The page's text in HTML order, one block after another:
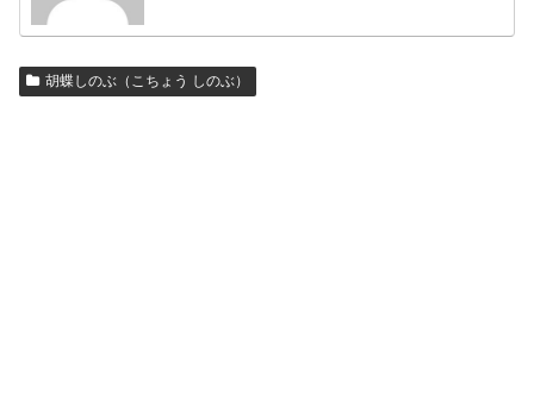
胡蝶しのぶ（こちょう しのぶ）